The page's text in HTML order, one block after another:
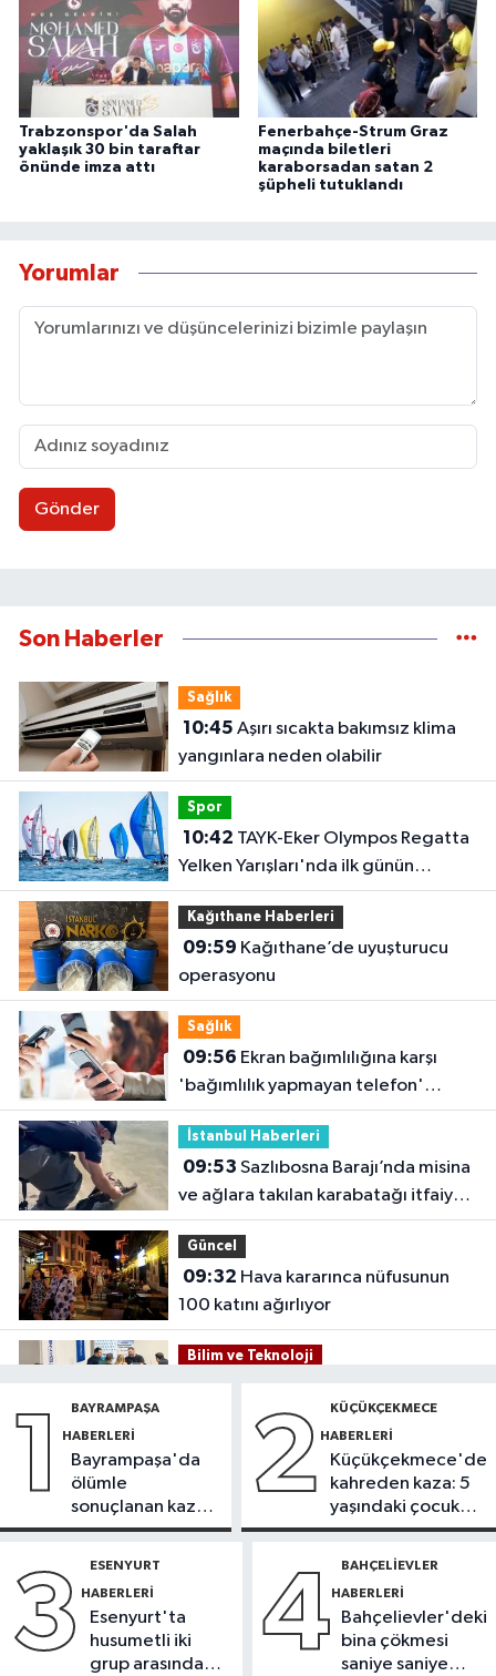
Trabzonspor'da Salah
yaklaşık 30 bin taraftar
önünde imza attı
Fenerbahçe-Strum Graz
maçında biletleri
karaborsadan satan 2
şüpheli tutuklandı
Yorumlar
Gönder
Son Haberler
Sağlık
10:45
yangınlara neden olabilir
Spor
10:42
Yelken Yarışları'nda ilk günün
sonuçları belli oldu
Kağıthane Haberleri
09:59
operasyonu
Sağlık
09:56
'bağımlılık yapmayan telefon'
tavsiyesi
İstanbul Haberleri
09:53
ve ağlara takılan karabatağı itfaiye
kurtardı
Güncel
09:32
100 katını ağırlıyor
Bilim ve Teknoloji
Buluşması’nda bankacılık ve
teknoloji girişimleri bir araya geldi
Sultangazi Haberleri
Otoyolu’nda 10 aracın karıştığı
Çekmeköy Haberleri
yanındaki 5 katlı bina boşaltıldı
1 BAYRAMPAŞA
HABERLERI
Bayrampaşa'da
ölümle
sonuçlanan kaza:
Sürücü
2 KÜÇÜKÇEKMECE
HABERLERI
Küçükçekmece'de
kahreden kaza: 5
yaşındaki çocuk
yoğun bakımda
3 ESENYURT
HABERLERI
Esenyurt'ta
husumetli iki
grup arasında
4 BAHÇELIEVLER
HABERLERI
Bahçelievler'deki
bina çökmesi
saniye saniye